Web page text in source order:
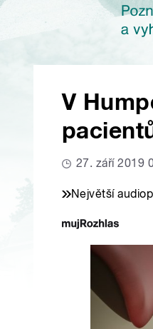
V
27. září 2019
Největší